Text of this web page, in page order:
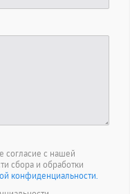
согласие с нашей
сбора и обработки
конфиденциальности.